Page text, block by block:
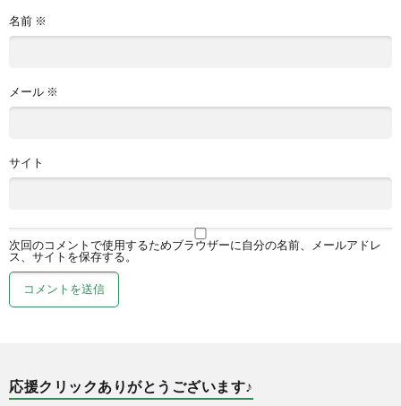
名前 ※
メール ※
サイト
次回のコメントで使用するためブラウザーに自分の名前、メールアドレ
ス、サイトを保存する。
応援クリックありがとうございます♪